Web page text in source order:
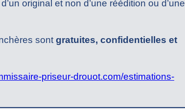
original et non d’une réédition ou d’une
sont gratuites, confidentielles et
priseur-drouot.com/estimations-